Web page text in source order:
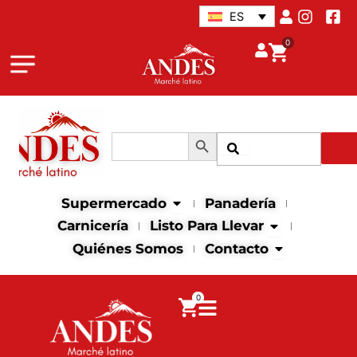
ES
0
Buscar: Botón de búsqueda
Supermercado Abrir supermercado
Panadería
Carnicería
Listo Para Llevar Abrir Listo
Quiénes Somos Contacto Abrir
0